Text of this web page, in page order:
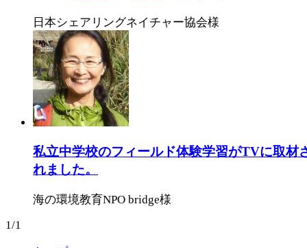
日本シェアリングネイチャー協会様
私立中学校のフィールド体験学習がTVに取材
れました。
海の環境教育NPO bridge様
1/1